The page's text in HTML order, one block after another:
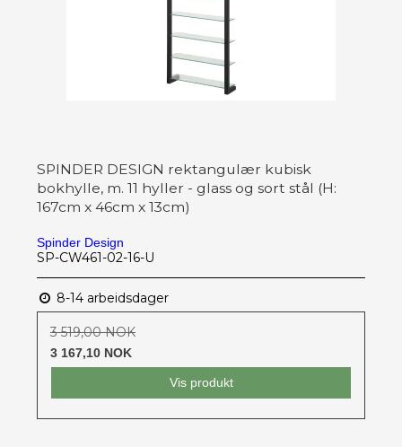
SPINDER DESIGN rektangulær kubisk
bokhylle, m. 11 hyller - glass og sort stål (H:
167cm x 46cm x 13cm)
Spinder Design
SP-CW461-02-16-U
8-14 arbeidsdager
3 519,00 NOK
3 167,10 NOK
Vis produkt